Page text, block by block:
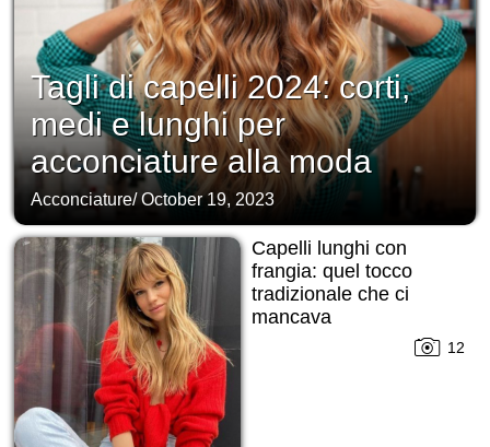
Tagli di capelli 2024: corti,
medi e lunghi per
acconciature alla moda
Acconciature/October 19, 2023
Capelli lunghi con
frangia: quel tocco
tradizionale che ci
mancava
12